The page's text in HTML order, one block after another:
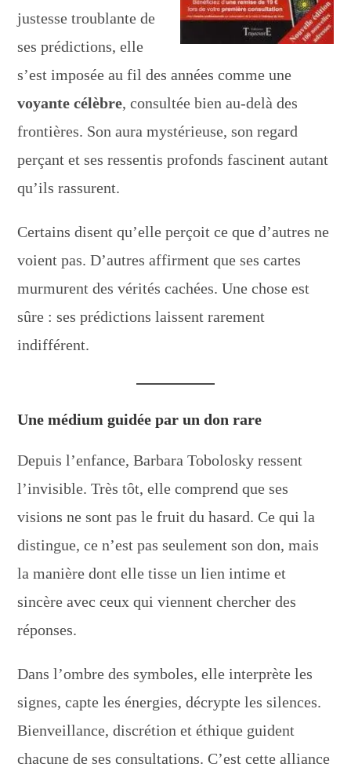
justesse troublante de
ses prédictions, elle
s’est imposée au fil des années comme une
voyante célèbre, consultée bien au-delà des
frontières. Son aura mystérieuse, son regard
perçant et ses ressentis profonds fascinent autant
qu’ils rassurent.
Certains disent qu’elle perçoit ce que d’autres ne
voient pas. D’autres affirment que ses cartes
murmurent des vérités cachées. Une chose est
sûre : ses prédictions laissent rarement
indifférent.
Une médium guidée par un don rare
Depuis l’enfance, Barbara Tobolosky ressent
l’invisible. Très tôt, elle comprend que ses
visions ne sont pas le fruit du hasard. Ce qui la
distingue, ce n’est pas seulement son don, mais
la manière dont elle tisse un lien intime et
sincère avec ceux qui viennent chercher des
réponses.
Dans l’ombre des symboles, elle interprète les
signes, capte les énergies, décrypte les silences.
Bienveillance, discrétion et éthique guident
chacune de ses consultations. C’est cette alliance